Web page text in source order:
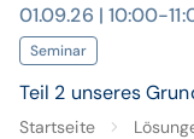
01.09.26 | 10:00-
Seminar
Teil 2 unseres
Startseite